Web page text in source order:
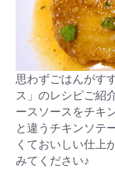
思わずごはんがす
ス」のレシピご紹
ースソースをチキ
と違うチキンソテ
くておいしい仕上
みてください♪